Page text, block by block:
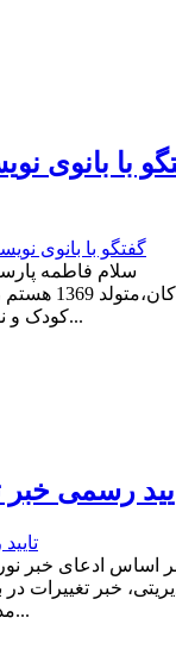
با بانوی
سلام فاطمه
کودک و نوجوان،نویسنده ی کتاب گنج تربیت.از تمام زن...
رسمی
خبر تغییرات
مدیریتی در بخشداریهای ممسنی و رستم منتشر...